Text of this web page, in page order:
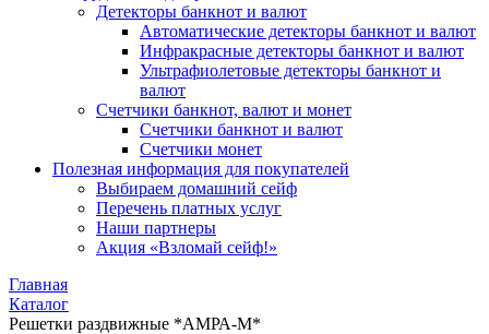
Детекторы банкнот и валют
Автоматические детекторы банкнот и валют
Инфракрасные детекторы банкнот и валют
Ультрафиолетовые детекторы банкнот и
валют
Счетчики банкнот, валют и монет
Счетчики банкнот и валют
Счетчики монет
Полезная информация для покупателей
Выбираем домашний сейф
Перечень платных услуг
Наши партнеры
Акция «Взломай сейф!»
Главная
Каталог
Решетки раздвижные *АМРА-М*